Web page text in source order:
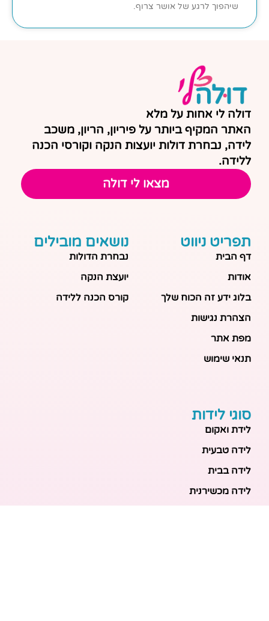
שיהפוך לרגע של אושר צרוף.
דולה לי אחות על מלא
האתר המקיף ביותר על פיריון, הריון, משכב
לידה, נבחרת דולות יועצות הנקה וקורסי הכנה
ללידה.
מצאו לי דולה
תפריט ניווט
דף הבית
אודות
בלוג ידע זה הכוח שלך
הצהרת נגישות
מפת אתר
תנאי שימוש
נושאים מובילים
נבחרת הדולות
יועצת הנקה
קורס הכנה ללידה
סוגי לידות
לידת ואקום
לידה טבעית
לידה בבית
לידה מכשירנית